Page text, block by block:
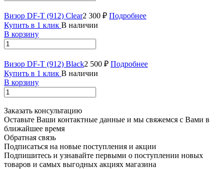
Визор DF-T (912) Clear2 300 ₽ Подробнее
Купить в 1 клик В наличии
В корзину
Визор DF-T (912) Black2 500 ₽ Подробнее
Купить в 1 клик В наличии
В корзину
Заказать консультацию
Оставьте Ваши контактные данные и мы свяжемся с Вами в
ближайшее время
Обратная связь
Подписаться на новые поступления и акции
Подпишитесь и узнавайте первыми о поступлении новых
товаров и самых выгодных акциях магазина